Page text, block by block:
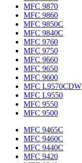
MFC 9870
MFC 9860
MFC 9850C
MFC 9840C
MFC 9760
MFC 9750
MFC 9660
MFC 9650
MFC 9600
MFC L9570CDW
MFC L9550
MFC 9550
MFC 9500
MFC 9465C
MFC 9460C
MFC 9440C
MFC 9420